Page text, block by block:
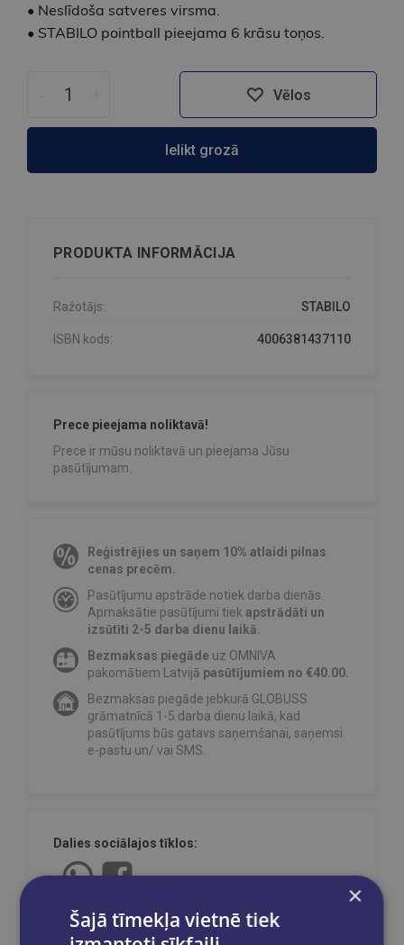
• Neslīdoša satveres virsma.
• STABILO pointball pieejama 6 krāsu toņos.
Vēlos
Ielikt grozā
PRODUKTA INFORMĀCIJA
Ražotājs: STABILO
ISBN kods: 4006381437110
Prece pieejama noliktavā!
Prece ir mūsu noliktavā un pieejama Jūsu
pasūtījumam.
Reģistrējies un saņem 10% atlaidi pilnas
cenas precēm.
Pasūtījumu apstrāde notiek darba dienās.
Apmaksātie pasūtījumi tiek apstrādāti un
izsūtīti 2-5 darba dienu laikā.
Bezmaksas piegāde uz OMNIVA
pakomātiem Latvijā pasūtījumiem no €40.00.
Bezmaksas piegāde jebkurā GLOBUSS
grāmatnīcā 1-5 darba dienu laikā, kad
pasūtījums būs gatavs saņemšanai, saņemsi
e-pastu un/ vai SMS.
Dalies sociālajos tīklos:
×
Šajā tīmekļa vietnē tiek